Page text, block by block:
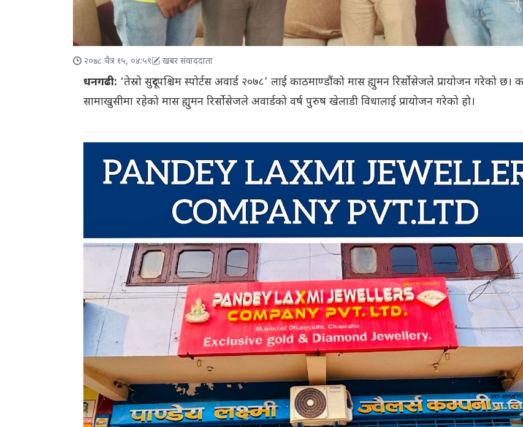
२०७८ चैत्र १५, ०४:५९ खबर संवाददाता
धनगढी: ‘तेस्रो सुदूरपश्चिम स्पोर्टस अवार्ड २०७८’ लाई काठमाण्डौंको मास ह्युमन रिर्सोसेजले प्रायोजन गरेको छ।
सामाखुसीमा रहेको मास ह्युमन रिर्सोसेजले अवार्डको वर्ष पुरुष खेलाडी विधालाई प्रायोजन गरेको हो।